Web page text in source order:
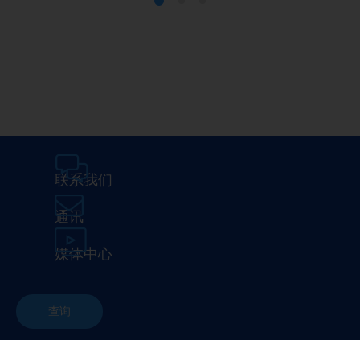
联系我们
通讯
媒体中心
查询